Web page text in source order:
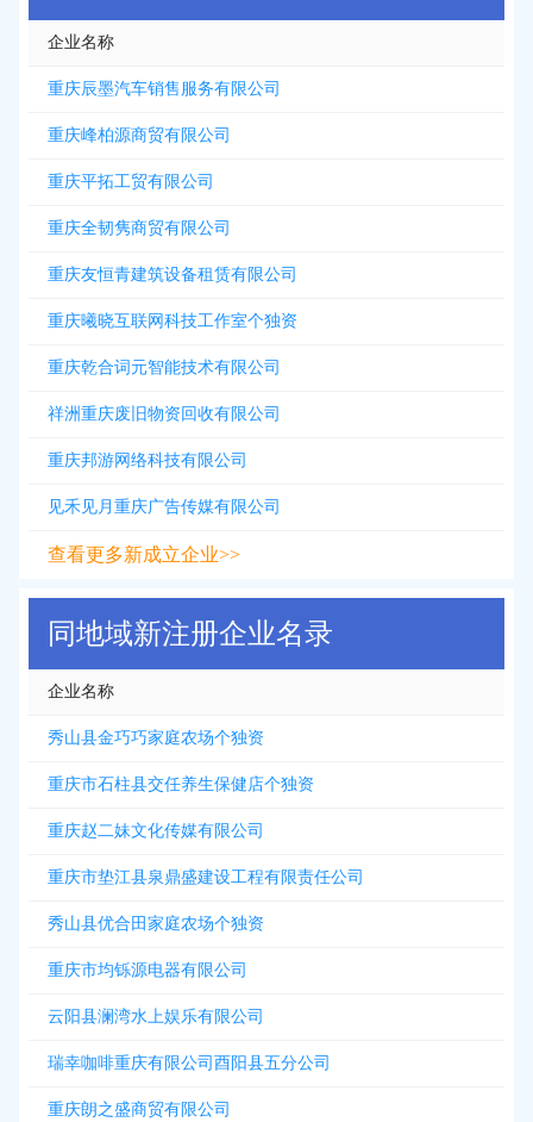
企业名称
重庆辰墨汽车销售服务有限公司
重庆峰柏源商贸有限公司
重庆平拓工贸有限公司
重庆全韧隽商贸有限公司
重庆友恒青建筑设备租赁有限公司
重庆曦晓互联网科技工作室个独资
重庆乾合词元智能技术有限公司
祥洲重庆废旧物资回收有限公司
重庆邦游网络科技有限公司
见禾见月重庆广告传媒有限公司
查看更多新成立企业>>
同地域新注册企业名录
企业名称
秀山县金巧巧家庭农场个独资
重庆市石柱县交任养生保健店个独资
重庆赵二妹文化传媒有限公司
重庆市垫江县泉鼎盛建设工程有限责任公司
秀山县优合田家庭农场个独资
重庆市均铄源电器有限公司
云阳县澜湾水上娱乐有限公司
瑞幸咖啡重庆有限公司酉阳县五分公司
重庆朗之盛商贸有限公司